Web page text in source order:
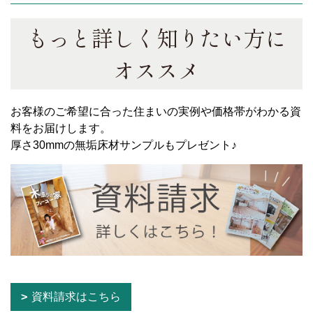
もっと詳しく知りたい方に
オススメ
お客様のご希望に合った住まいの実例や価格帯がわかる資
料をお届けします。
厚さ30mmの無垢床材サンプルもプレゼント♪
資料請求はこちら